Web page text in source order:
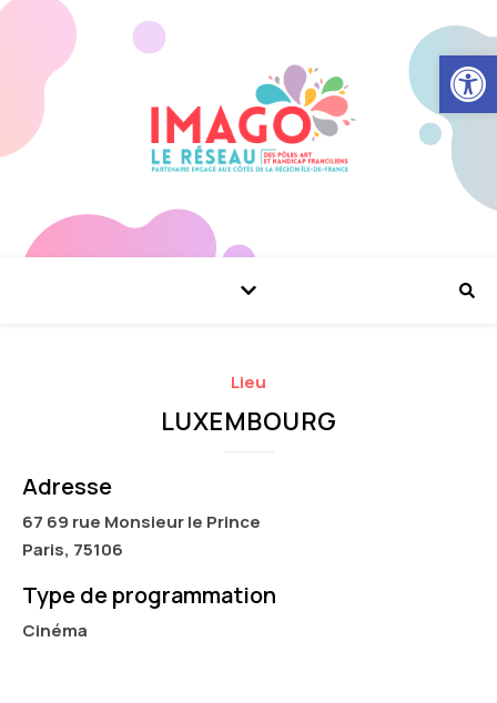
Ouvrir
Lieu
LUXEMBOURG
Adresse
67 69 rue Monsieur le Prince
Paris, 75106
Type de programmation
Cinéma